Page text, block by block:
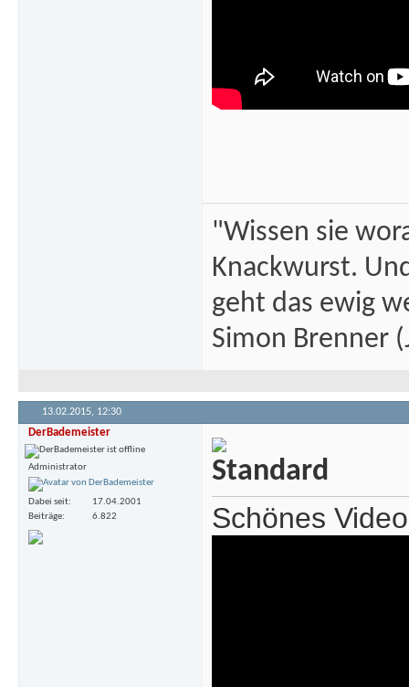
"Wissen sie
Knackwurst.
geht das ewig
Simon Brenner
13.02.2015, 12:30
DerBademeister
Administrator
Dabei seit
17.04.2001
Beiträge
6.822 Schönes